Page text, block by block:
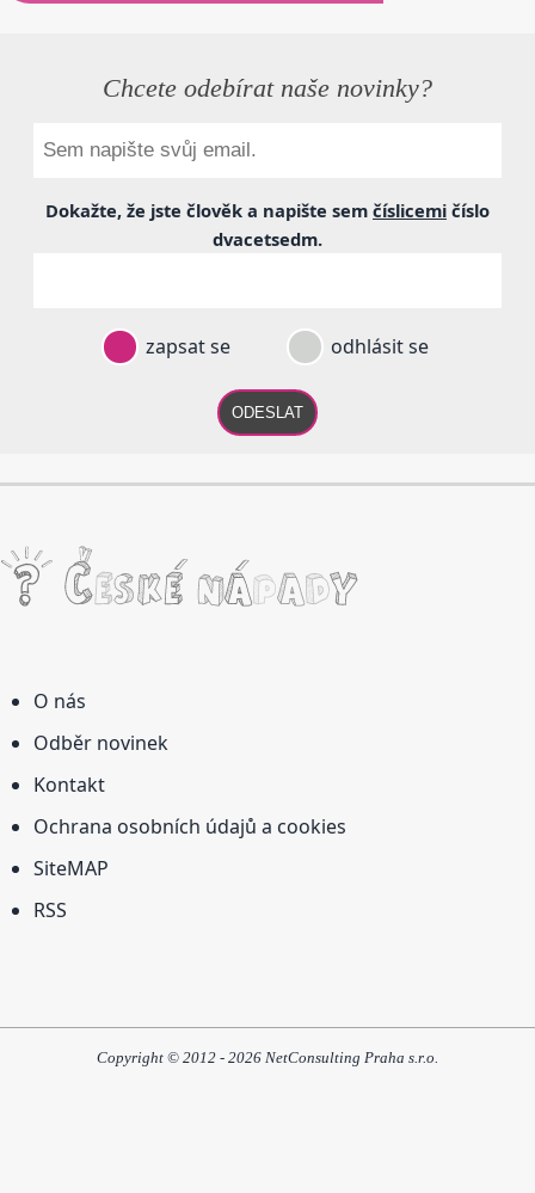
Chcete odebírat naše novinky?
Dokažte, že jste člověk a napište sem číslicemi číslo
dvacetsedm.
zapsat se odhlásit se
ODESLAT
O nás
Odběr novinek
Kontakt
Ochrana osobních údajů a cookies
SiteMAP
RSS
Copyright © 2012 - 2026 NetConsulting Praha s.r.o.